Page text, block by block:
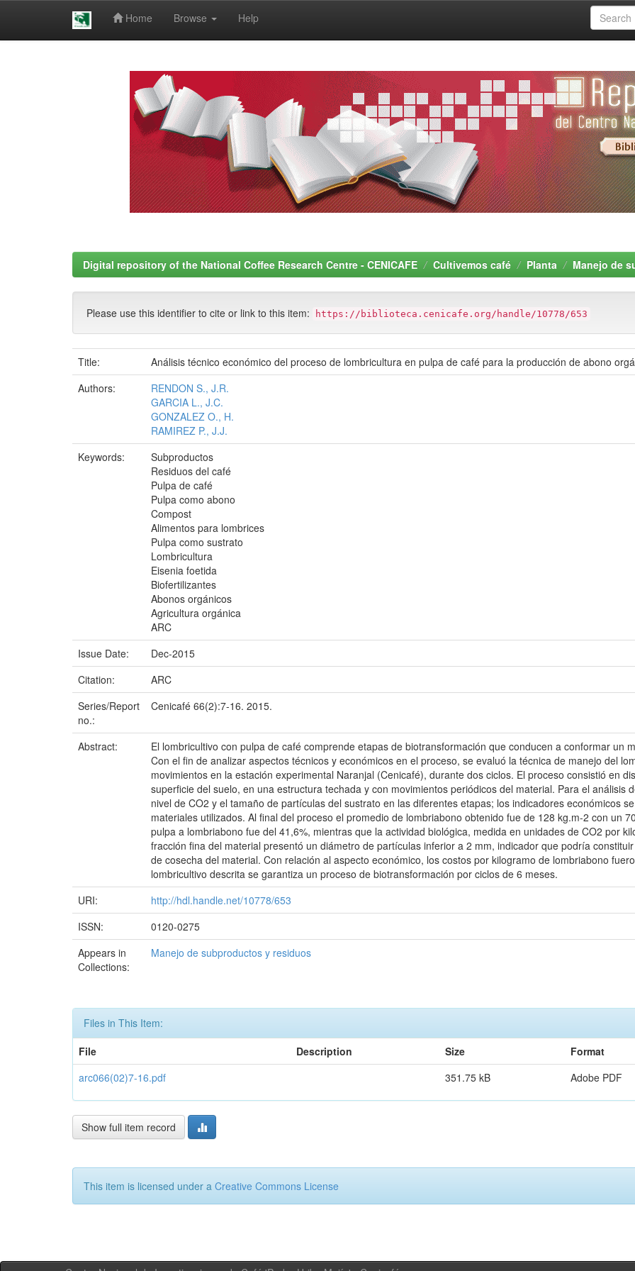
Home Browse Help
Digital repository of the National Coffee Research Centre - CENICAFE Cultivemos café Planta Manejo de
Please use this identifier to cite or link to this item: https://biblioteca.cenicafe.org/handle/10778/653
Title:
Análisis técnico económico del proceso de lombricultura en pulpa de café para la producción de abono
Authors:
RENDON S., J.R.
GARCIA L., J.C.
GONZALEZ O., H.
RAMIREZ P., J.J.
Keywords:
Subproductos
Residuos del café
Pulpa de café
Pulpa como abono
Compost
Alimentos para lombrices
Pulpa como sustrato
Lombricultura
Eisenia foetida
Biofertilizantes
Abonos orgánicos
Agricultura orgánica
ARC
Issue Date:
Dec-2015
Citation:
ARC
Series/Report
no.:
Cenicafé 66(2):7-16. 2015.
Abstract:
El lombricultivo con pulpa de café comprende etapas de biotransformación que conducen a conformar un
Con el fin de analizar aspectos técnicos y económicos en el proceso, se evaluó la técnica de manejo del
movimientos en la estación experimental Naranjal (Cenicafé), durante dos ciclos. El proceso consistió en
superficie del suelo, en una estructura techada y con movimientos periódicos del material. Para el análisis
nivel de CO2 y el tamaño de partículas del sustrato en las diferentes etapas; los indicadores económicos
materiales utilizados. Al final del proceso el promedio de lombriabono obtenido fue de 128 kg.m-2 con un
pulpa a lombriabono fue del 41,6%, mientras que la actividad biológica, medida en unidades de CO2 por
fracción fina del material presentó un diámetro de partículas inferior a 2 mm, indicador que podría
de cosecha del material. Con relación al aspecto económico, los costos por kilogramo de lombriabono
lombricultivo descrita se garantiza un proceso de biotransformación por ciclos de 6 meses.
URI:
http://hdl.handle.net/10778/653
ISSN:
0120-0275
Appears in
Collections:
Manejo de subproductos y residuos
Files in This Item:
File
Description Size
Format
arc066(02)7-16.pdf
351.75 kB Adobe PDF
Show full item record
This item is licensed under a Creative Commons License